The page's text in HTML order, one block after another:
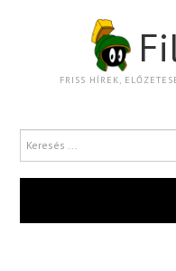
FRISS HÍREK,